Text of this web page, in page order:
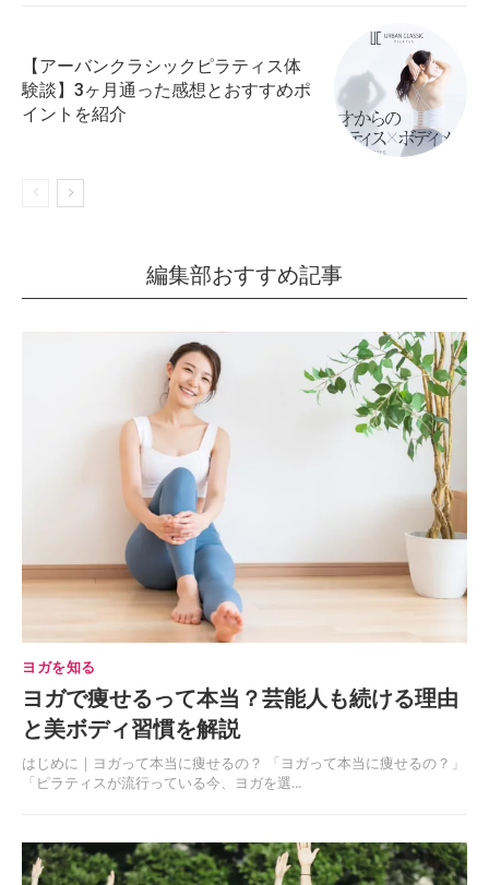
【アーバンクラシックピラティス体
験談】3ヶ月通った感想とおすすめポ
イントを紹介
編集部おすすめ記事
ヨガを知る
ヨガで痩せるって本当？芸能人も続ける理由
と美ボディ習慣を解説
はじめに｜ヨガって本当に痩せるの？ 「ヨガって本当に痩せるの？」
「ピラティスが流行っている今、ヨガを選...